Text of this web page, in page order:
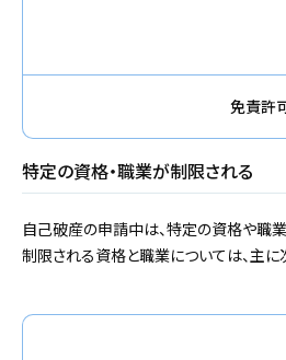
免責許
特定の資格・職業が制限される
自己破産の申請中は、特定の資格や職
制限される資格と職業については、主に